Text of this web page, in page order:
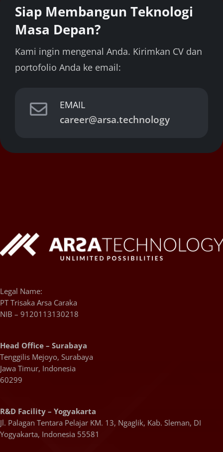
Siap Membangun Teknologi
Masa Depan?
Kami ingin mengenal Anda. Kirimkan CV dan
portofolio Anda ke email:
 EMAIL
career@arsa.technology
Legal Name:
PT Trisaka Arsa Caraka
NIB – 9120113130218
Head Office – Surabaya
Tenggilis Mejoyo, Surabaya
Jawa Timur, Indonesia
60299
R&D Facility – Yogyakarta
Jl. Palagan Tentara Pelajar KM. 13, Ngaglik, Kab. Sleman, DI
Yogyakarta, Indonesia 55581